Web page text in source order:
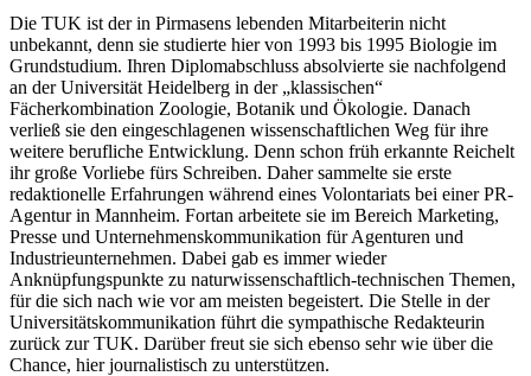
Die TUK ist der in Pirmasens lebenden Mitarbeiterin nicht
unbekannt, denn sie studierte hier von 1993 bis 1995 Biologie im
Grundstudium. Ihren Diplomabschluss absolvierte sie nachfolgend
an der Universität Heidelberg in der „klassischen“
Fächerkombination Zoologie, Botanik und Ökologie. Danach
verließ sie den eingeschlagenen wissenschaftlichen Weg für ihre
weitere berufliche Entwicklung. Denn schon früh erkannte Reichelt
ihr große Vorliebe fürs Schreiben. Daher sammelte sie erste
redaktionelle Erfahrungen während eines Volontariats bei einer PR-
Agentur in Mannheim. Fortan arbeitete sie im Bereich Marketing,
Presse und Unternehmenskommunikation für Agenturen und
Industrieunternehmen. Dabei gab es immer wieder
Anknüpfungspunkte zu naturwissenschaftlich-technischen Themen,
für die sich nach wie vor am meisten begeistert. Die Stelle in der
Universitätskommunikation führt die sympathische Redakteurin
zurück zur TUK. Darüber freut sie sich ebenso sehr wie über die
Chance, hier journalistisch zu unterstützen.